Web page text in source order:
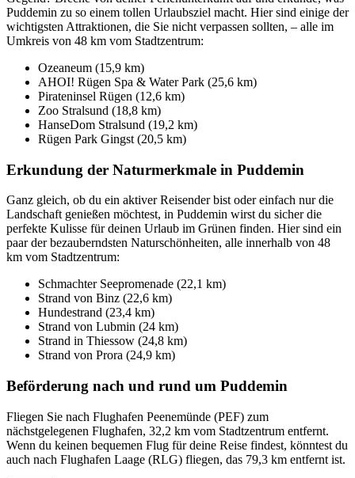
Puddemin zu so einem tollen Urlaubsziel macht. Hier sind einige der
wichtigsten Attraktionen, die Sie nicht verpassen sollten, – alle im
Umkreis von 48 km vom Stadtzentrum:
Ozeaneum (15,9 km)
AHOI! Rügen Spa & Water Park (25,6 km)
Pirateninsel Rügen (12,6 km)
Zoo Stralsund (18,8 km)
HanseDom Stralsund (19,2 km)
Rügen Park Gingst (20,5 km)
Erkundung der Naturmerkmale in Puddemin
Ganz gleich, ob du ein aktiver Reisender bist oder einfach nur die
Landschaft genießen möchtest, in Puddemin wirst du sicher die
perfekte Kulisse für deinen Urlaub im Grünen finden. Hier sind ein
paar der bezauberndsten Naturschönheiten, alle innerhalb von 48
km vom Stadtzentrum:
Schmachter Seepromenade (22,1 km)
Strand von Binz (22,6 km)
Hundestrand (23,4 km)
Strand von Lubmin (24 km)
Strand in Thiessow (24,8 km)
Strand von Prora (24,9 km)
Beförderung nach und rund um Puddemin
Fliegen Sie nach Flughafen Peenemünde (PEF) zum
nächstgelegenen Flughafen, 32,2 km vom Stadtzentrum entfernt.
Wenn du keinen bequemen Flug für deine Reise findest, könntest du
auch nach Flughafen Laage (RLG) fliegen, das 79,3 km entfernt ist.